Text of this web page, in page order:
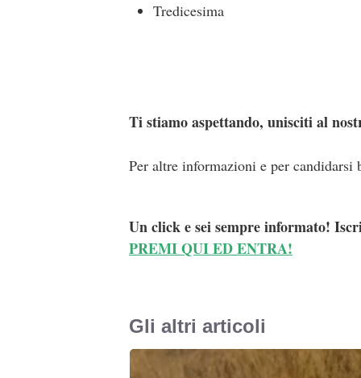
Tredicesima
Ti stiamo aspettando, unisciti al
Per altre informazioni e per candidarsi
Un click e sei sempre informato!
PREMI QUI ED ENTRA!
Gli altri articoli